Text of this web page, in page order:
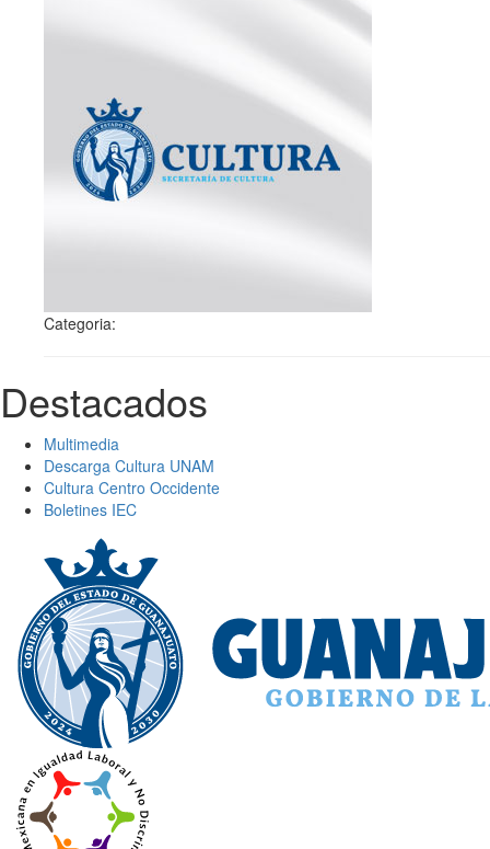
Categoria:
Destacados
Multimedia
Descarga Cultura UNAM
Cultura Centro Occidente
Boletines IEC